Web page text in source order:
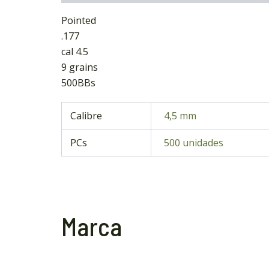
Pointed
.177
cal 4.5
9 grains
500BBs
Calibre 4,5 mm
PCs 500 unidades
Marca